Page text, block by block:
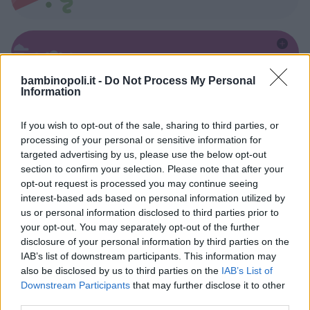
bambinopoli.it - Do Not Process My Personal
Information
If you wish to opt-out of the sale, sharing to third parties, or
processing of your personal or sensitive information for
targeted advertising by us, please use the below opt-out
section to confirm your selection. Please note that after your
opt-out request is processed you may continue seeing
interest-based ads based on personal information utilized by
us or personal information disclosed to third parties prior to
your opt-out. You may separately opt-out of the further
disclosure of your personal information by third parties on the
IAB’s list of downstream participants. This information may
also be disclosed by us to third parties on the IAB’s List of
Downstream Participants that may further disclose it to other
Baby Sitter
Parchi